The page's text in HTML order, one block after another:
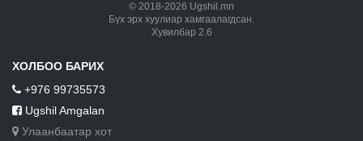
© 2018-2026 Ugshil.mn
Бүх эрх хуулиар хамгаалагдсан.
Хувилбар 2.6
ХОЛБОО БАРИХ
+976 99735573
Ugshil Amgalan
Улаанбаатар хот